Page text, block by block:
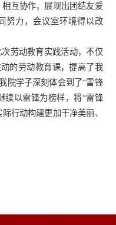
互协作，展现出团结友爱
努力， 会议室环境得以改
次劳动教育实践活动，不仅
的劳动教育课，提高了我
院学子深刻体会到了“雷锋
续以雷锋为榜样，将“雷锋
行动构建更加干净美丽、